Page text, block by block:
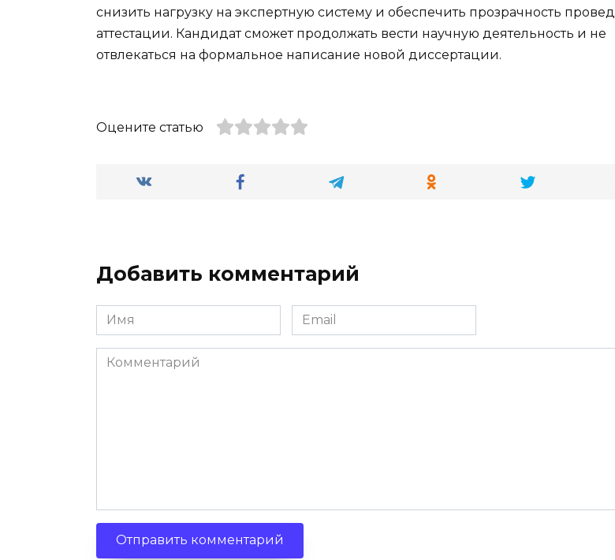
снизить нагрузку на экспертную систему и обеспечить прозрачность
аттестации. Кандидат сможет продолжать вести научную деятельность и не
отвлекаться на формальное написание новой диссертации.
Оцените статью
Добавить комментарий
Имя
*
Email
*
Комментарий